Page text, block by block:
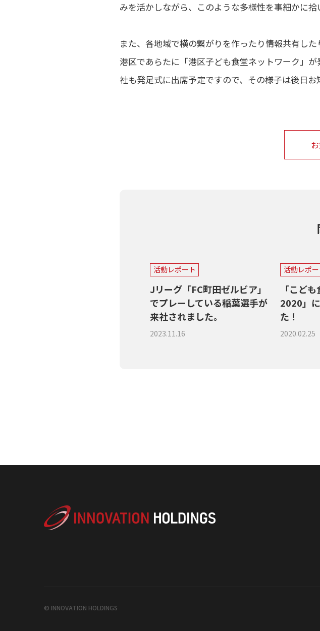
みを活かしながら、このような多様性を事細かに拾
また、各地域で横の繋がりを作ったり情報共有し
港区であらたに「港区子ども食堂ネットワーク」
社も発足式に出席予定ですので、その様子は後日お
活動レポート
Jリーグ「FC町田ゼルビア」
でプレーしている稲葉選手が
来社されました。
2023.11.16
活動レポー
「こど
2020」
た！
2020.02.25
© INNOVATION HOLDINGS